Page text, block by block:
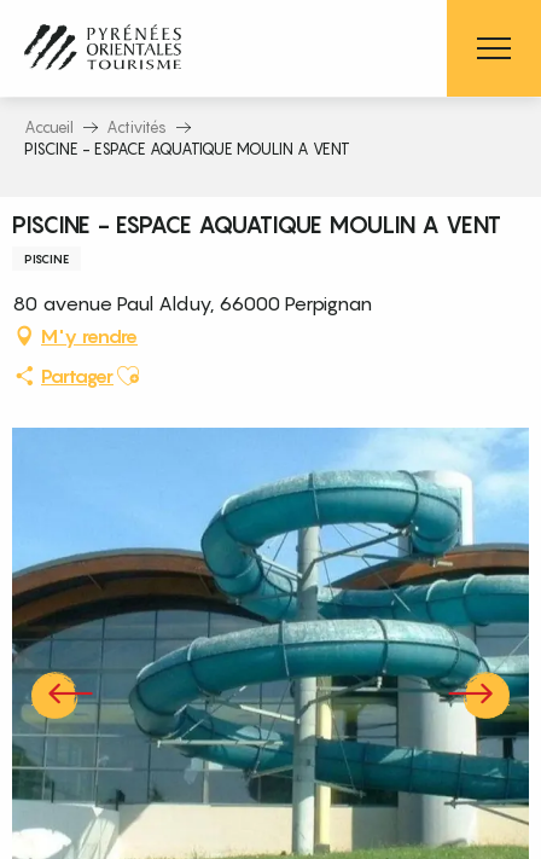
contenu
principal
Accueil
Activités
PISCINE - ESPACE AQUATIQUE MOULIN A VENT
PISCINE - ESPACE AQUATIQUE MOULIN A VENT
PISCINE
80 avenue Paul Alduy, 66000 Perpignan
M'y rendre
PartagerAjouter aux favoris